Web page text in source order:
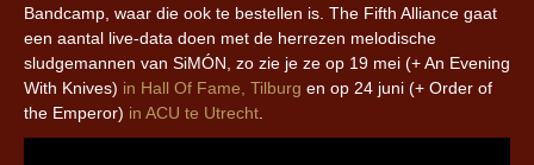
Bandcamp, waar die ook te bestellen is. The Fifth Alliance gaat
een aantal live-data doen met de herrezen melodische
sludgemannen van SiMÓN, zo zie je ze op 19 mei (+ An Evening
With Knives) in Hall Of Fame, Tilburg en op 24 juni (+ Order of
the Emperor) in ACU te Utrecht.